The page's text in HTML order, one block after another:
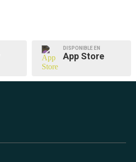
DISPONIBLE EN
App Store